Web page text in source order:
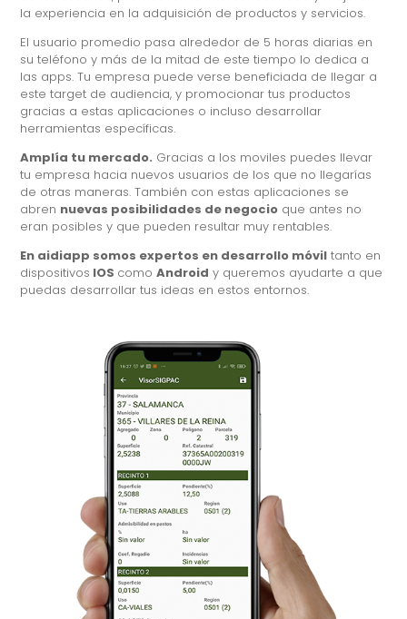
la experiencia en la adquisición de productos y servicios.
El usuario promedio pasa alrededor de 5 horas diarias en
su teléfono y más de la mitad de este tiempo lo dedica a
las apps. Tu empresa puede verse beneficiada de llegar a
este target de audiencia, y promocionar tus productos
gracias a estas aplicaciones o incluso desarrollar
herramientas específicas.
Amplía tu mercado. Gracias a los moviles puedes llevar
tu empresa hacia nuevos usuarios de los que no llegarías
de otras maneras. También con estas aplicaciones se
abren nuevas posibilidades de negocio que antes no
eran posibles y que pueden resultar muy rentables.
En aidiapp somos expertos en desarrollo móvil tanto en
dispositivos IOS comoAndroid y queremos ayudarte a que
puedas desarrollar tus ideas en estos entornos.